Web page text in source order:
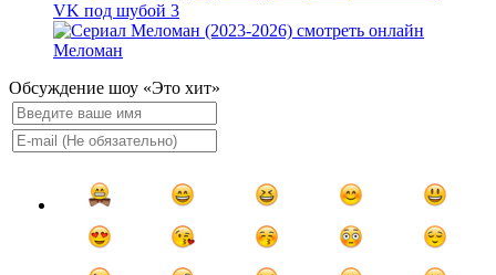
VK под шубой 3
Меломан
Обсуждение шоу «Это хит»